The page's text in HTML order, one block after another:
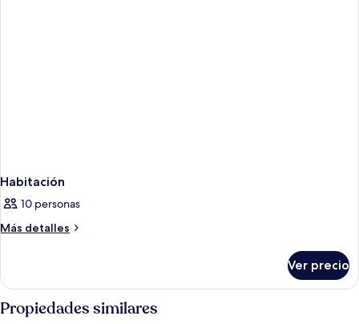
Habitación
10 personas
Más detalles
Más
Ver precio
Propiedades similares